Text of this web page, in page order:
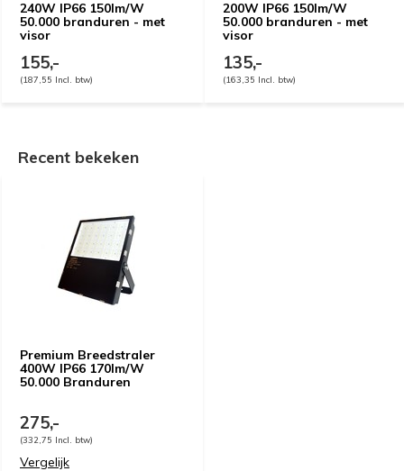
240W IP66 150lm/W
50.000 branduren - met
visor
155,-
(187,55 Incl. btw)
200W IP66 150lm/W
50.000 branduren - met
visor
135,-
(163,35 Incl. btw)
Recent bekeken
Premium Breedstraler
400W IP66 170lm/W
50.000 Branduren
275,-
(332,75 Incl. btw)
Vergelijk